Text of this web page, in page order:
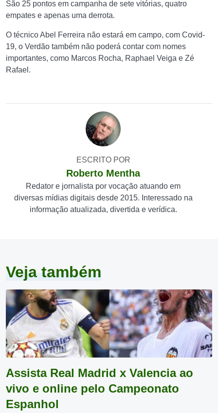
São 25 pontos em campanha de sete vitórias, quatro
empates e apenas uma derrota.
O técnico Abel Ferreira não estará em campo, com Covid-
19, o Verdão também não poderá contar com nomes
importantes, como Marcos Rocha, Raphael Veiga e Zé
Rafael.
ESCRITO POR
Roberto Mentha
Redator e jornalista por vocação atuando em
diversas mídias digitais desde 2015. Interessado na
informação atualizada, divertida e verídica.
Veja também
Assista Real Madrid x Valencia ao
vivo e online pelo Campeonato
Espanhol